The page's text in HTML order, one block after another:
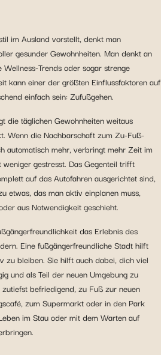
im Ausland vorstellt, denkt man
gesunder Gewohnheiten. Man denkt an
Trends oder sogar strenge
kann einer der größten Einflussfaktoren auf
einfach sein: Zufußgehen.
die täglichen Gewohnheiten weitaus
Wenn die Nachbarschaft zum Zu-Fuß-
automatisch mehr, verbringt mehr Zeit im
gestresst. Das Gegenteil trifft
auf das Autofahren ausgerichtet sind,
etwas, das man aktiv einplanen muss,
aus Notwendigkeit geschieht.
das Erlebnis des
Eine fußgängerfreundliche Stadt hilft
zu bleiben. Sie hilft auch dabei, dich viel
und als Teil der neuen Umgebung zu
befriedigend, zu Fuß zur neuen
zum Supermarkt oder in den Park
im Stau oder mit dem Warten auf